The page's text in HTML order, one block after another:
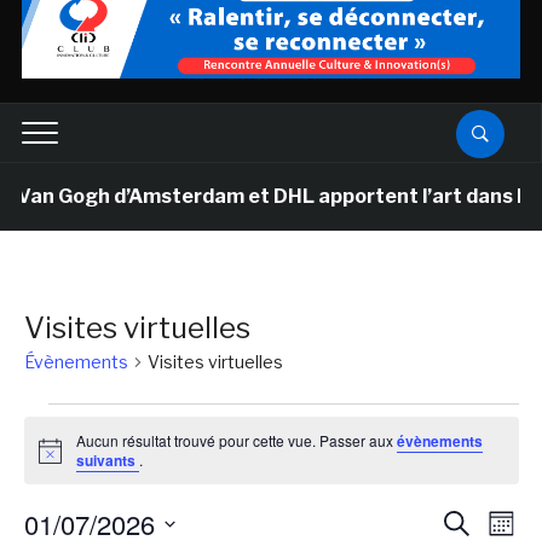
Van Gogh d’Amsterdam et DHL apportent l’art dans
Visites virtuelles
Évènements Visites virtuelles
Notice
Aucun résultat trouvé pour cette vue. Passer auxévènements
suivants .
Mois
01/07/2026